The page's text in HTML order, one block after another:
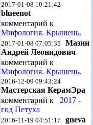
2017-01-08 10:21:42
blueenot
комментарий к
Мифология. Крышень.
2017-01-08 07:05:35 Мазин
Андрей Леонидович
комментарий к
Мифология. Крышень.
2016-12-09 09:43:24
Мастерская КерамЭра
комментарий к 2017 -
год Петуха
2016-11-19 04:51:17 gneva